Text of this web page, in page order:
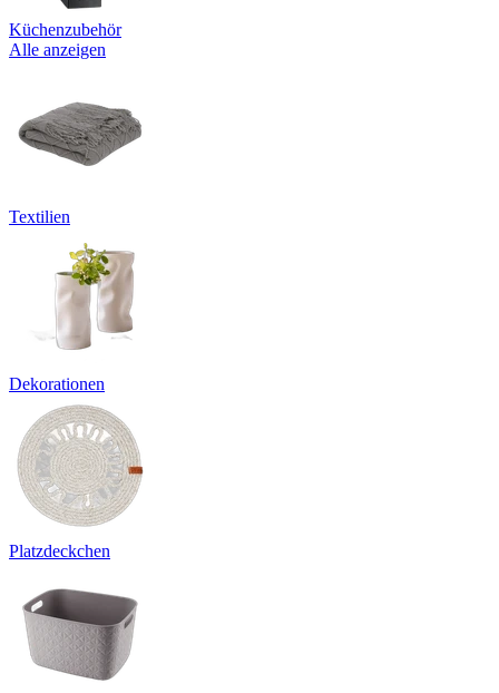
Küchenzubehör
Alle anzeigen
Textilien
Dekorationen
Platzdeckchen